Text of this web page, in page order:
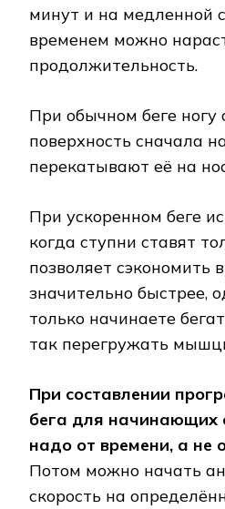
минут и на медленной
временем можно
продолжительность.
При обычном беге ногу
поверхность сначала
перекатывают её на
При ускоренном беге
когда ступни ставят
позволяет сэкономить
значительно быстрее,
только начинаете
так перегружать
При составлении
бега для начинающих
надо от времени, а не
Потом можно начать
скорость на